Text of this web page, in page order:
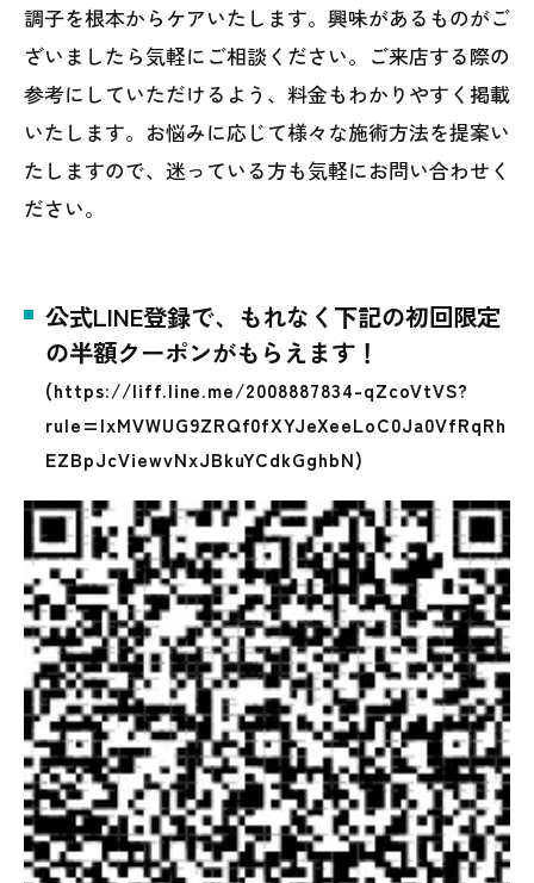
調子を根本からケアいたします。興味があるものがご
ざいましたら気軽にご相談ください。ご来店する際の
参考にしていただけるよう、料金もわかりやすく掲載
いたします。お悩みに応じて様々な施術方法を提案い
たしますので、迷っている方も気軽にお問い合わせく
ださい。
公式LINE登録で、もれなく下記の初回限定
の半額クーポンがもらえます！
(https://liff.line.me/2008887834-qZcoVtVS?
rule=lxMVWUG9ZRQf0fXYJeXeeLoC0Ja0VfRqRh
EZBpJcViewvNxJBkuYCdkGghbN)